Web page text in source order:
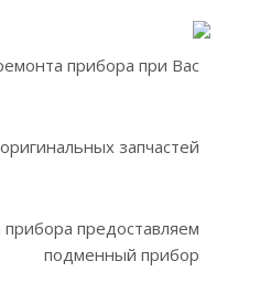
прибора при Вас
запчастей
предоставляем
подменный прибор